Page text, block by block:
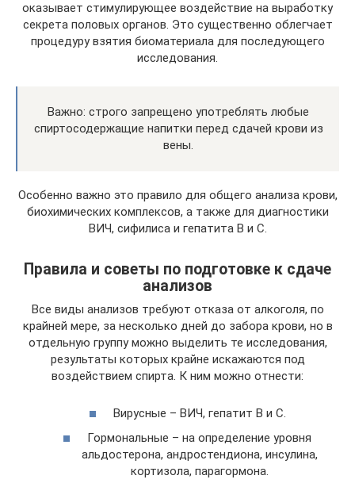
оказывает стимулирующее воздействие на выработку
секрета половых органов. Это существенно облегчает
процедуру взятия биоматериала для последующего
исследования.
Важно: строго запрещено употреблять любые
спиртосодержащие напитки перед сдачей крови из
вены.
Особенно важно это правило для общего анализа крови,
биохимических комплексов, а также для диагностики
ВИЧ, сифилиса и гепатита В и С.
Правила и советы по подготовке к сдаче
анализов
Все виды анализов требуют отказа от алкоголя, по
крайней мере, за несколько дней до забора крови, но в
отдельную группу можно выделить те исследования,
результаты которых крайне искажаются под
воздействием спирта. К ним можно отнести:
Вирусные – ВИЧ, гепатит В и С.
Гормональные – на определение уровня
альдостерона, андростендиона, инсулина,
кортизола, парагормона.